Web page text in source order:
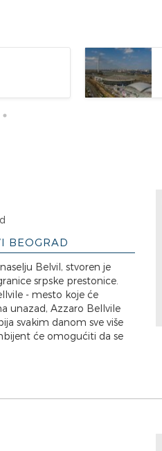
BEOGRAD
Belvil, stvoren je
srpske prestonice.
- mesto koje će
unazad, Azzaro Bellvile
svakim danom sve više
će omogućiti da se